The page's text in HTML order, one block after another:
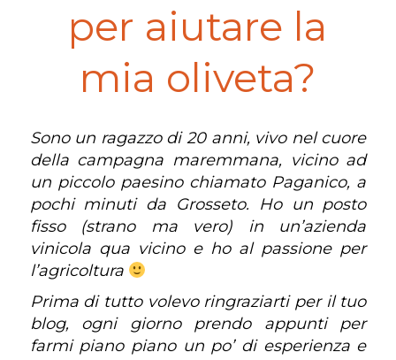
per aiutare la
mia oliveta?
Sono un ragazzo di 20 anni, vivo nel cuore
della campagna maremmana, vicino ad
un piccolo paesino chiamato Paganico, a
pochi minuti da Grosseto. Ho un posto
fisso (strano ma vero) in un’azienda
vinicola qua vicino e ho al passione per
l’agricoltura
Prima di tutto volevo ringraziarti per il tuo
blog, ogni giorno prendo appunti per
farmi piano piano un po’ di esperienza e